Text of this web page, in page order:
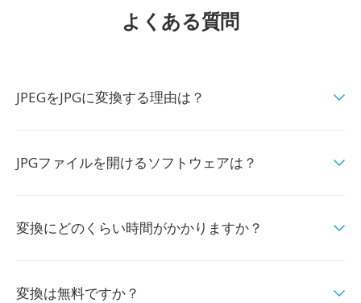
よくある質問
JPEGをJPGに変換する理由は？
JPGファイルを開けるソフトウェアは？
変換にどのくらい時間がかかりますか？
変換は無料ですか？